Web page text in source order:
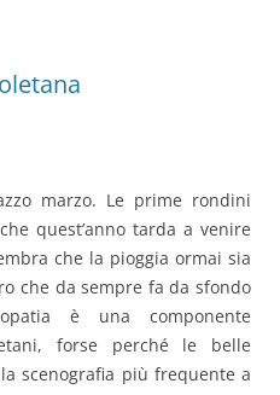
marzo. Le prime rondini
quest’anno tarda a venire
che la pioggia ormai sia
che da sempre fa da sfondo
è una componente
forse perché le belle
scenografia più frequente a